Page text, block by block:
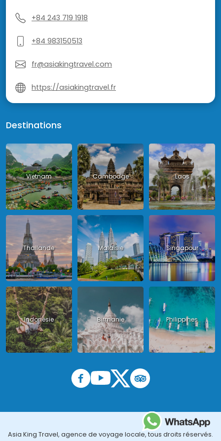
+84 243 719 1918
+84 983150513
fr@asiakingtravel.com
https://asiakingtravel.fr
Destinations
Vietnam Cambodge Laos
Thailande Malaisie Singapour
Indonésie Birmanie Philippines
Asia King Travel, agence de voyage locale, tous droits réservés.